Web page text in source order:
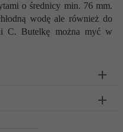
o średnicy min. 76 mm.
wodę ale również do
C. Butelkę można myć w